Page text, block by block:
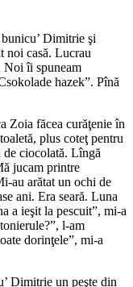
Dimitrie şi
noi casă. Lucrau
Noi îi spuneam
hazek”. Pînă
Zoia făcea curăţenie în
plus coteţ pentru
de ciocolată. Lîngă
jucam printre
au arătat un ochi de
ani. Era seară. Luna
a ieşit la pescuit”, mi-a
l-am
dorinţele”, mi-a
Dimitrie un peşte din